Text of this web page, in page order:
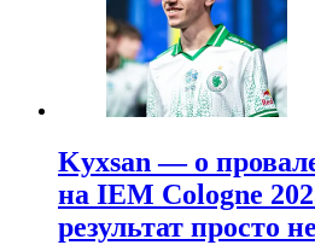
Kyxsan — о
на IEM Cologne
результат просто